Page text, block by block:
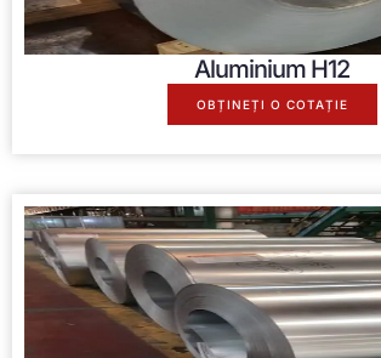
Aluminium H12
OBȚINEȚI O COTAȚIE